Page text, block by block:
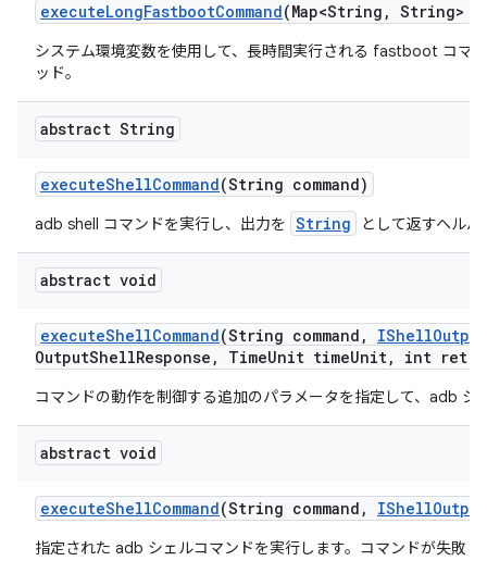
executeLongFastbootCommand(Map<String , String>
システム環境変数を使用して、長時間実行される fastboot コマ
ッド。
abstract String
executeShellCommand(String command)
adb shell コマンドを実行し、出力を String として返すヘル
abstract void
executeShellCommand(String command , IShellOutput
OutputShellResponse , TimeUnit timeUnit, int retry
コマンドの動作を制御する追加のパラメータを指定して、adb シ
abstract void
executeShellCommand(String command , IShellOutput
指定された adb シェルコマンドを実行します。コマンドが失敗